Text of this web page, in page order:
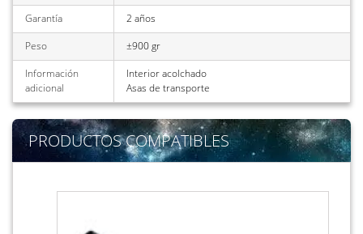
Garantía
2 años
Peso
±900 gr
Información
adicional
Interior acolchado
Asas de transporte
PRODUCTOS COMPATIBLES